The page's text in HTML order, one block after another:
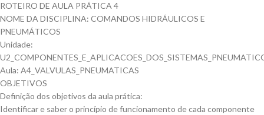
ROTEIRO DE AULA PRÁTICA 4
NOME DA DISCIPLINA: COMANDOS HIDRÁULICOS E
PNEUMÁTICOS
Unidade:
Aula: A4_VALVULAS_PNEUMATICAS
OBJETIVOS
Definição dos objetivos da aula prática:
Identificar e saber o princípio de funcionamento de cada componente